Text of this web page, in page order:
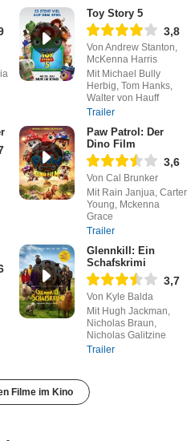
Toy Story 5
3,8
Von Andrew Stanton,
McKenna Harris
Mit Michael Bully
Herbig, Tom Hanks,
Walter von Hauff
Trailer
Paw Patrol: Der
Dino Film
3,6
Von Cal Brunker
Mit Rain Janjua, Carter
Young, Mckenna
Grace
Trailer
Glennkill: Ein
Schafskrimi
3,7
Von Kyle Balda
Mit Hugh Jackman,
Nicholas Braun,
Nicholas Galitzine
Trailer
Filme im Kino